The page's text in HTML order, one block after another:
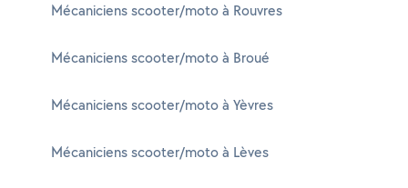
Mécaniciens scooter/moto à Rouvres
Mécaniciens scooter/moto à Broué
Mécaniciens scooter/moto à Yèvres
Mécaniciens scooter/moto à Lèves